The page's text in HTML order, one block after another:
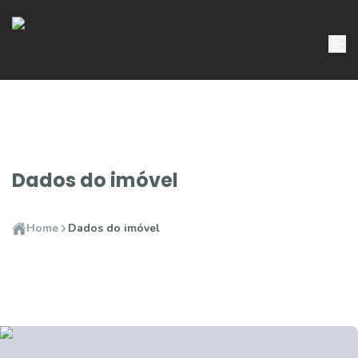
Dados do imóvel
Home Dados do imóvel